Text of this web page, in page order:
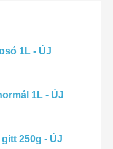
1L - ÚJ
1L - ÚJ
250g - ÚJ